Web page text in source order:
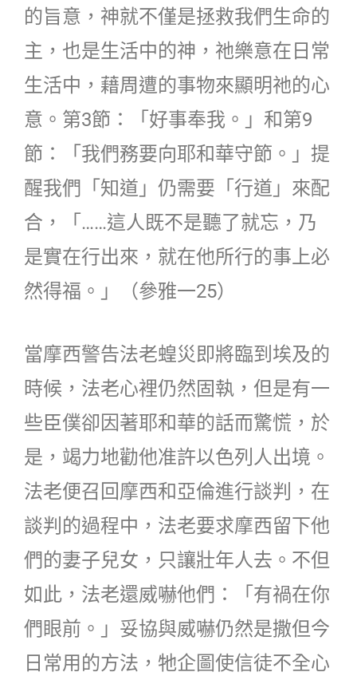
的旨意，神就不僅是拯救我們生命的
主，也是生活中的神，祂樂意在日常
生活中，藉周遭的事物來顯明祂的心
意。第3節：「好事奉我。」和第9
節：「我們務要向耶和華守節。」提
醒我們「知道」仍需要「行道」來配
合，「……這人既不是聽了就忘，乃
是實在行出來，就在他所行的事上必
然得福。」（參雅一25）
當摩西警告法老蝗災即將臨到埃及的
時候，法老心裡仍然固執，但是有一
些臣僕卻因著耶和華的話而驚慌，於
是，竭力地勸他准許以色列人出境。
法老便召回摩西和亞倫進行談判，在
談判的過程中，法老要求摩西留下他
們的妻子兒女，只讓壯年人去。不但
如此，法老還威嚇他們：「有禍在你
們眼前。」妥協與威嚇仍然是撒但今
日常用的方法，牠企圖使信徒不全心